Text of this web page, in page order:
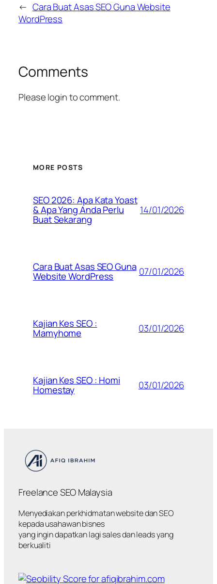
← Cara Buat Asas SEO Guna Website
WordPress
Comments
Please login to comment.
MORE POSTS
SEO 2026: Apa Kata Yoast
& Apa Yang Anda Perlu
Buat Sekarang
14/01/2026
Cara Buat Asas SEO Guna
Website WordPress 07/01/2026
Kajian Kes SEO :
Mamyhome 03/01/2026
Kajian Kes SEO : Homi
Homestay 03/01/2026
Freelance SEO Malaysia
Menyediakan perkhidmatan website dan SEO
kepada usahawan bisnes
yang ingin dapatkan lagi sales dan leads yang
berkualiti